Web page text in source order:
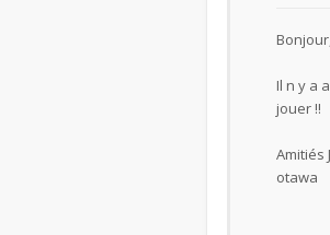
Il n y a
jouer !!
Amitiés
otawa